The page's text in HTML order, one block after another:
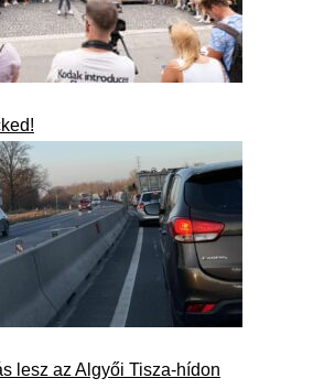
lesz az Algyői Tisza-hídon